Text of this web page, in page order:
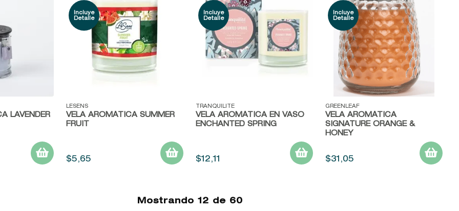
LAVENDER
Vista rápida
LESENS
VELA AROMÁTICA SUMMER
FRUIT
$5,65
Vista rápida
TRANQUILITE
VELA AROMÁTICA EN VASO
ENCHANTED SPRING
$12,11
Vista rápida
GREENLEAF
VELA AROMÁTICA
SIGNATURE ORANGE &
HONEY
$31 ,05
Mostrando 12 de 60